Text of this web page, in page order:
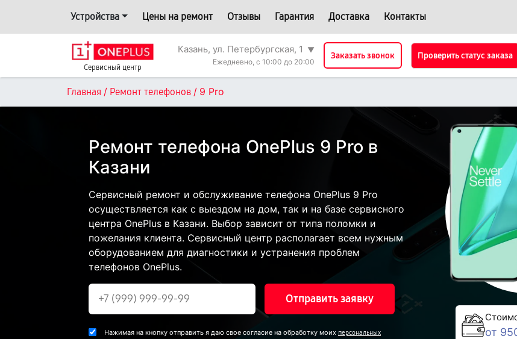
Устройства Цены на ремонт Отзывы Гарантия Доставка Контакты
Сервисный центр
Казань, ул. Петербургская, 1
▼
Ежедневно, с 10:00 до 20:00
Заказать звонок Проверить статус заказа
Главная / Ремонт телефонов / 9 Pro
Ремонт телефона OnePlus 9 Pro в
Казани
Сервисный ремонт и обслуживание телефона OnePlus 9 Pro
осуществляется как с выездом на дом, так и на базе сервисного
центра OnePlus в Казани. Выбор зависит от типа поломки и
пожелания клиента. Сервисный центр располагает всем нужным
оборудованием для диагностики и устранения проблем
телефонов OnePlus.
Отправить заявку
Нажимая на кнопку отправить я даю свое согласие на обработку моих персональных
от